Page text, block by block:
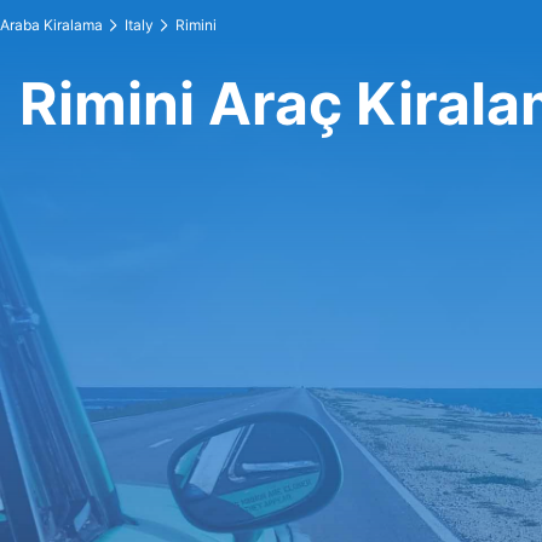
Araba Kiralama Italy Rimini
Rimini Araç